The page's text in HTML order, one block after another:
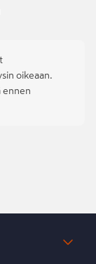
oikeaan.
ennen